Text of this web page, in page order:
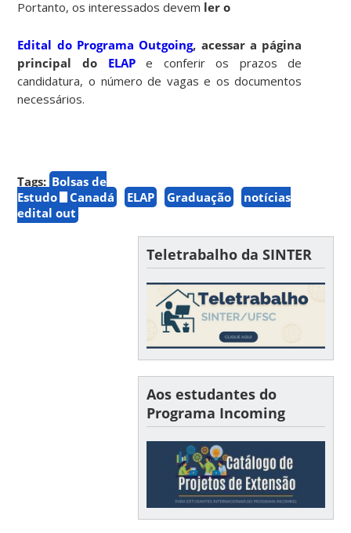
Portanto, os interessados devem ler o
Edital do Programa Outgoing, acessar a página
principal do ELAPe conferir os prazos de
candidatura, o número de vagas e os documentos
necessários.
Tags: Bolsas de
Estudo
Canadá ELAP Graduação
notícias
edital out
Teletrabalho da SINTER
Aos estudantes do
Programa Incoming